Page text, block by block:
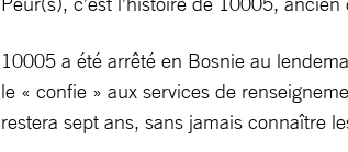
10005 a été arrêté en Bosnie au
le « confie » aux services de
restera sept ans, sans jamais connaître